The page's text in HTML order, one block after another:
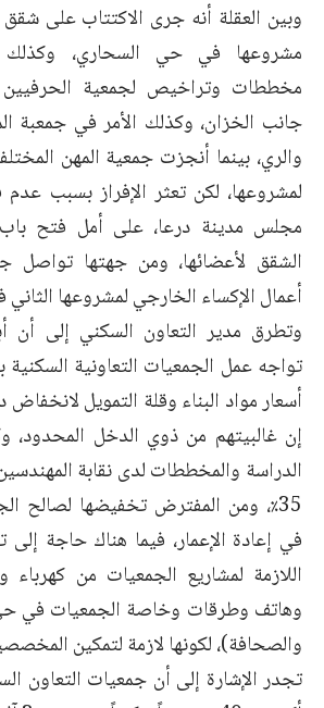
وبين العقلة أنه جرى الاكتتاب على
مشروعها في حي السحاري، وكذلك
مخططات وتراخيص لجمعية
جانب الخزان، وكذلك الأمر في جمعبة
والري، بينما أنجزت جمعية المهن
لمشروعها، لكن تعثر الإفراز بسبب
مجلس مدينة درعا، على أمل فتح باب
الشقق لأعضائها، ومن جهتها تواصل
أعمال الإكساء الخارجي لمشروعها الثاني
وتطرق مدير التعاون السكني إلى أن
تواجه عمل الجمعيات التعاونية السكنية
أسعار مواد البناء وقلة التمويل
إن غالبيتهم من ذوي الدخل المحدود،
الدراسة والمخططات لدى نقابة
35٪، ومن المفترض تخفيضها لصالح
في إعادة الإعمار، فيما هناك حاجة إلى
اللازمة لمشاريع الجمعيات من
وهاتف وطرقات وخاصة الجمعيات في
والصحافة)، لكونها لازمة لتمكين
تجدر الإشارة إلى أن جمعيات التعاون